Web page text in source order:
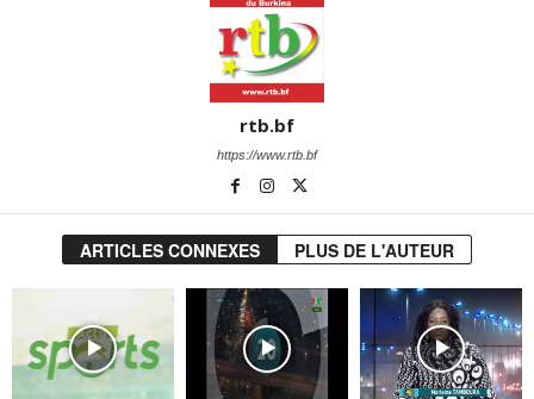
rtb.bf
https://www.rtb.bf
ARTICLES CONNEXES PLUS DE L'AUTEUR